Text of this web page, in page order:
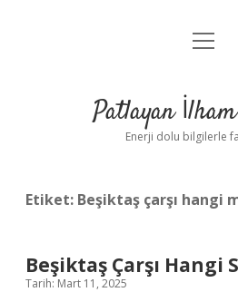
Anasayfa
Yasal
menüyü
Patlayan
Enerji dolu bilgilerle
Etiket: Beşiktaş çarşı hangi
Beşiktaş Çarşı Hangi
Tarih: Mart 11, 2025